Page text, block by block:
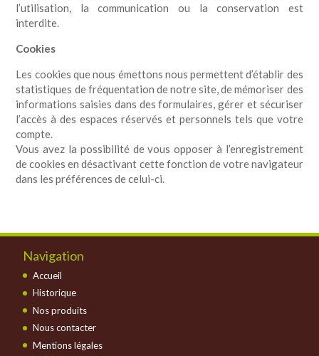
l’utilisation, la communication ou la conservation est
interdite.
Cookies
Les cookies que nous émettons nous permettent d’établir des
statistiques de fréquentation de notre site, de mémoriser des
informations saisies dans des formulaires, gérer et sécuriser
l’accès à des espaces réservés et personnels tels que votre
compte.
Vous avez la possibilité de vous opposer à l’enregistrement
de cookies en désactivant cette fonction de votre navigateur
dans les préférences de celui-ci.
Navigation
Accueil
Historique
Nos produits
Nous contacter
Mentions légales